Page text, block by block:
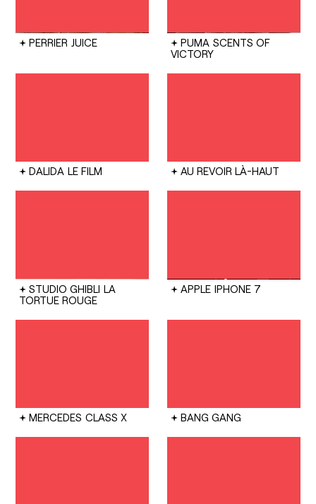
PERRIER JUICE PUMA SCENTS OF
VICTORY
DALIDA LE FILM AU REVOIR LÀ-HAUT
STUDIO GHIBLI LA
TORTUE ROUGE
APPLE IPHONE 7
MERCEDES CLASS X BANG GANG